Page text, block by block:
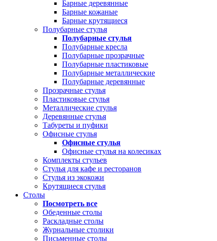
Барные деревянные
Барные кожаные
Барные крутящиеся
Полубарные стулья
Полубарные стулья
Полубарные кресла
Полубарные прозрачные
Полубарные пластиковые
Полубарные металлические
Полубарные деревянные
Прозрачные стулья
Пластиковые стулья
Металлические стулья
Деревянные стулья
Табуреты и пуфики
Офисные стулья
Офисные стулья
Офисные стулья на колесиках
Комплекты стульев
Стулья для кафе и ресторанов
Стулья из экокожи
Крутящиеся стулья
Столы
Посмотреть все
Обеденные столы
Раскладные столы
Журнальные столики
Письменные столы